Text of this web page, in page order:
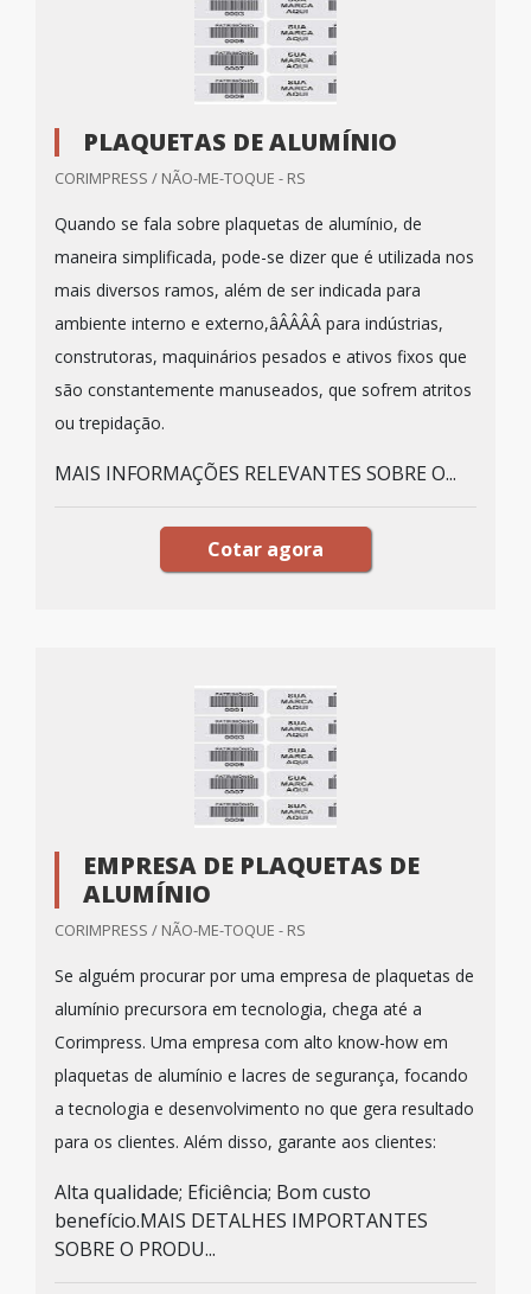
PLAQUETAS DE ALUMÍNIO
CORIMPRESS / NÃO-ME-TOQUE - RS
Quando se fala sobre plaquetas de alumínio, de
maneira simplificada, pode-se dizer que é utilizada nos
mais diversos ramos, além de ser indicada para
ambiente interno e externo,âÂÂÂÂ para indústrias,
construtoras, maquinários pesados e ativos fixos que
são constantemente manuseados, que sofrem atritos
ou trepidação.
MAIS INFORMAÇÕES RELEVANTES SOBRE O...
Cotar agora
EMPRESA DE PLAQUETAS DE
ALUMÍNIO
CORIMPRESS / NÃO-ME-TOQUE - RS
Se alguém procurar por uma empresa de plaquetas de
alumínio precursora em tecnologia, chega até a
Corimpress. Uma empresa com alto know-how em
plaquetas de alumínio e lacres de segurança, focando
a tecnologia e desenvolvimento no que gera resultado
para os clientes. Além disso, garante aos clientes:
Alta qualidade; Eficiência; Bom custo
benefício.MAIS DETALHES IMPORTANTES
SOBRE O PRODU...